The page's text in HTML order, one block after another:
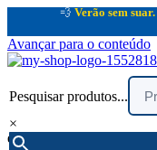
💨 Verão sem suar.
Avançar para o conteúdo
Pesquisar produtos...
×
encomendar por telefone :